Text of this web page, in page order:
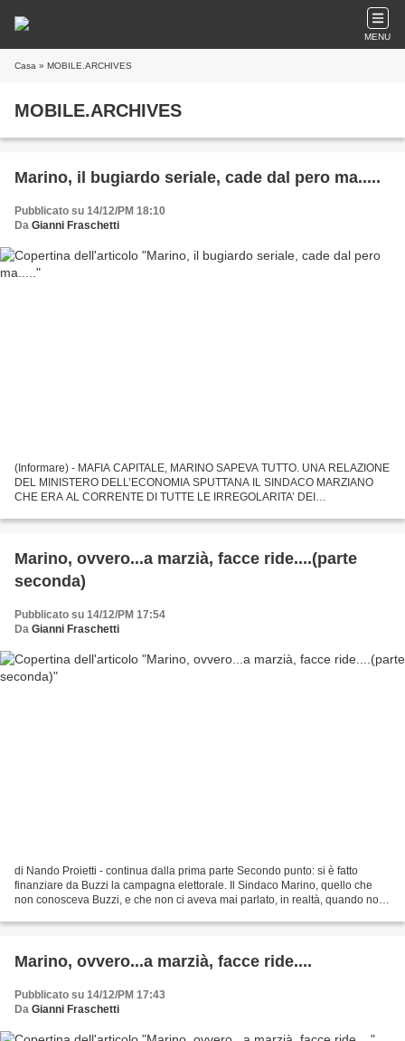
MENU
Casa » MOBILE.ARCHIVES
MOBILE.ARCHIVES
Marino, il bugiardo seriale, cade dal pero ma.....
Pubblicato su 14/12/PM 18:10
Da Gianni Fraschetti
(Informare) - MAFIA CAPITALE, MARINO SAPEVA TUTTO. UNA RELAZIONE
DEL MINISTERO DELL’ECONOMIA SPUTTANA IL SINDACO MARZIANO
CHE ERA AL CORRENTE DI TUTTE LE IRREGOLARITA’ DEI
gennaio 2014, è stata...
Marino, ovvero...a marzià, facce ride....(parte
seconda)
Pubblicato su 14/12/PM 17:54
Da Gianni Fraschetti
di Nando Proietti - continua dalla prima parte Secondo punto: si è fatto
finanziare da Buzzi la campagna elettorale. Il Sindaco Marino, quello che
non conosceva Buzzi, e che non ci aveva mai parlato, in realtà, quando non
Marino, ovvero...a marzià, facce ride....
Pubblicato su 14/12/PM 17:43
Da Gianni Fraschetti